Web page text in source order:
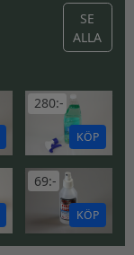
SE
ALLA
280:-
KÖP
69:-
KÖP